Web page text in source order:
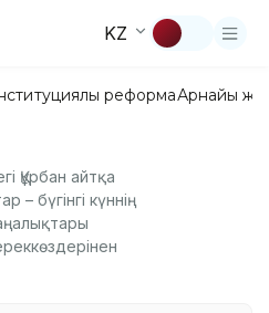
KZ
реформаАрнайы
Құрбан айтқа
– бүгінгі күннің